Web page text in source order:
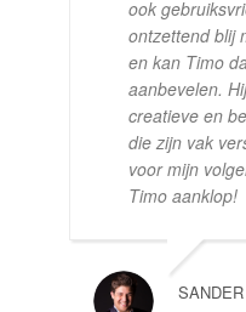
ook
ontzettend blij
en kan Timo
aanbevelen.
creatieve en
die zijn vak
voor mijn
Timo aanklop!